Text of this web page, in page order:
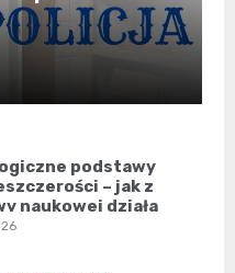
podstawy
– jak z
naukowej działa
wariograf?